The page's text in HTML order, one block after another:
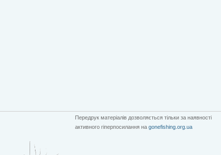
Передрук матеріалів дозволяється тільки за наявності
активного гіперпосилання на gonefishing.org.ua